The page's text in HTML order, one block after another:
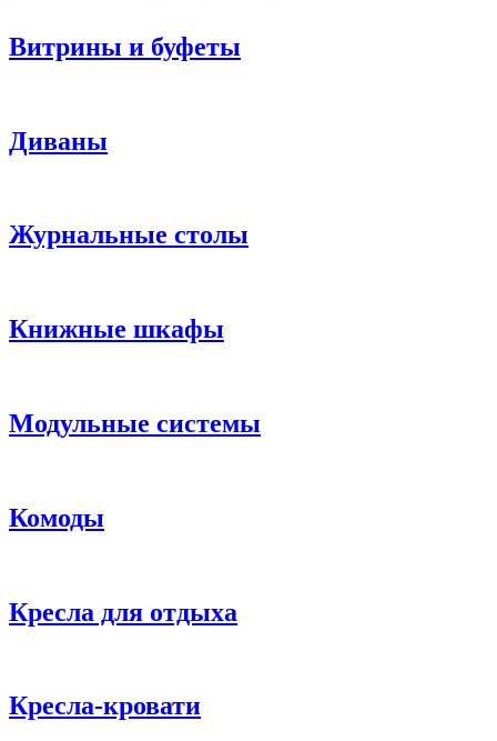
Витрины и буфеты
Диваны
Журнальные столы
Книжные шкафы
Модульные системы
Комоды
Кресла для отдыха
Кресла-кровати